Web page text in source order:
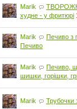
Marik
худне - у фритюрі
Marik Печиво з
Печиво
Marik
Печиво,
шишки, горішки,
Marik Трубочки